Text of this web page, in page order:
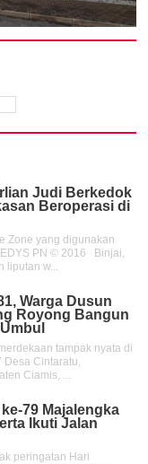
Judi Berkedok
Beroperasi di
Zone yang digunakan
PN © 2016 Binjai,
w...
Warga Dusun
Royong Bangun
tampak nyata di
Cintaratu,
Ciamis, ...
79 Majalengka
Ikuti Jalan
peringatan Hari